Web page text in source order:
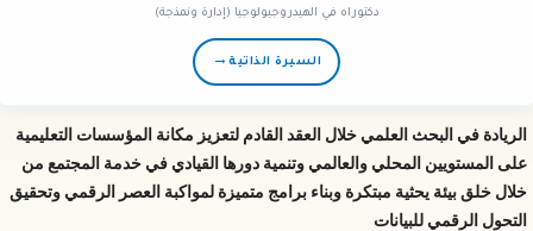
دكتوراه في الهيدروجيولوجيا (إدارة ونمذجة)
السيرة الذاتية→
الريادة في البحث العلمي خلال العقد القادم لتعزيز مكانة المؤسسات التعليمية
على المستويين المحلي والعالمي وتنمية دورها القيادي في خدمة المجتمع من
خلال خلق بيئة يحثية مبتكرة وبناء برامج متميزة لمواكبة العصر الرقمي وتحقيق
التحول الرقمي للبيانات